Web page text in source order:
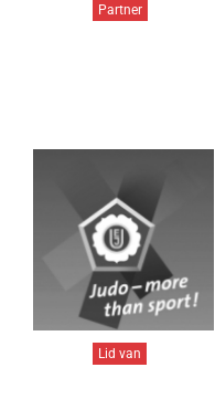
Partner
Lid van